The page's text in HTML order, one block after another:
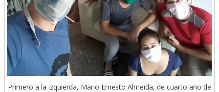
Primero a la izquierda, Mario Ernesto Almeida, de cuarto año de